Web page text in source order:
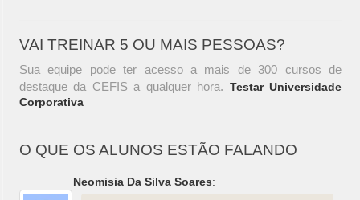
VAI TREINAR 5 OU MAIS PESSOAS?
Sua equipe pode ter acesso a mais de 300 cursos de
destaque da CEFIS a qualquer hora. Testar Universidade
Corporativa
O QUE OS ALUNOS ESTÃO FALANDO
Neomisia Da Silva Soares: